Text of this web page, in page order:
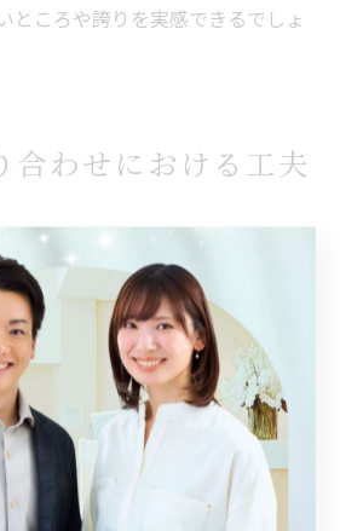
ところや誇りを実感できるでしょ
合わせにおける工夫
するすり合わせのコツ
観を持つ人々が集うため、相性や
地域コミュニティの重要なテーマ
を高めるためには、まず自分自身
相手の考え方や本音を尊重する姿
観の違いが生じた際には、否定せ